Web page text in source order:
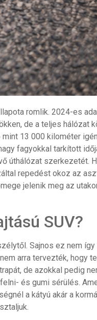
romlik. 2024-es
de a teljes hálózat
13 000 kilométer
fagyokkal tarkított
úthálózat szerkezetét.
repedést okoz az
jelenik meg az
SUV?
Sajnos ez nem így
arra tervezték, hogy
de azokkal pedig
és gumi sérülés.
a kátyú akár a